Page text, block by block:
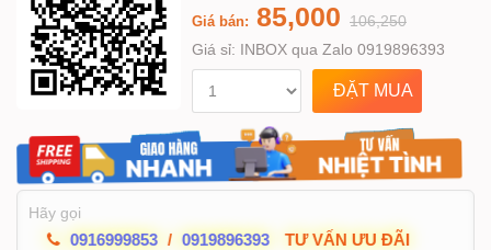
Giá bán: 85,000 106,250
Giá sỉ: INBOX qua Zalo 0919896393
Hãy gọi
0916999853 / 0919896393
TƯ VẤN ƯU ĐÃI